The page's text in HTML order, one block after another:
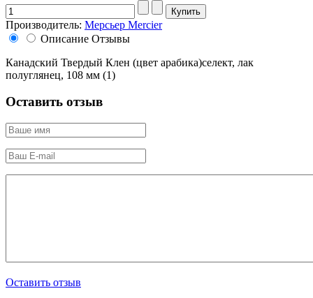
Производитель: Мерсьер Mercier
Описание Отзывы
Канадский Твердый Клен (цвет арабика)селект, лак
полуглянец, 108 мм (1)
Оставить отзыв
Оставить отзыв